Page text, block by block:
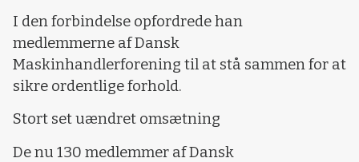
I den forbindelse opfordrede han
medlemmerne af Dansk
Maskinhandlerforening til at stå sammen for at
sikre ordentlige forhold.
Stort set uændret omsætning
De nu 130 medlemmer af Dansk